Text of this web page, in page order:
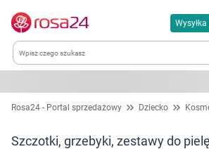
Wysyłka
Kategorie
Chemia gospodarcza
Rosa24 - Portal sprzedażowy Dziecko
Szczotki, grzebyki, zestawy do